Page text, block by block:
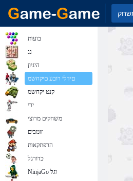
בועות
נג
היגיון
םידלי רובע םיקחשמ
קנט יקחשמ
ירי
משחקים מרוצי
זומבים
הרפתקאות
כדורגל
NinjaGo וגל